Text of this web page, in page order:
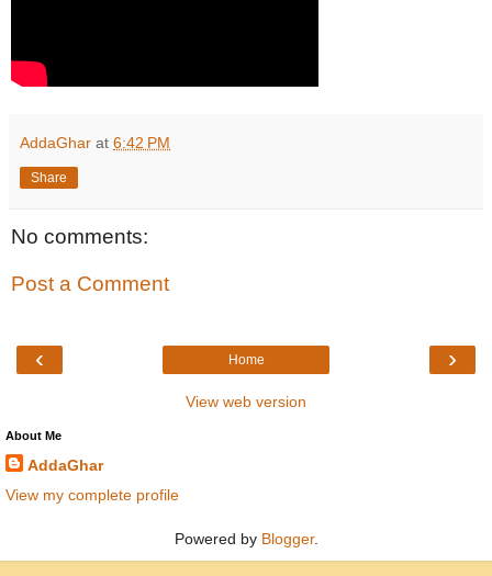
AddaGhar at 6:42 PM
Share
No comments:
Post a Comment
‹ ›
Home
View web version
About Me
AddaGhar
View my complete profile
Powered by Blogger.